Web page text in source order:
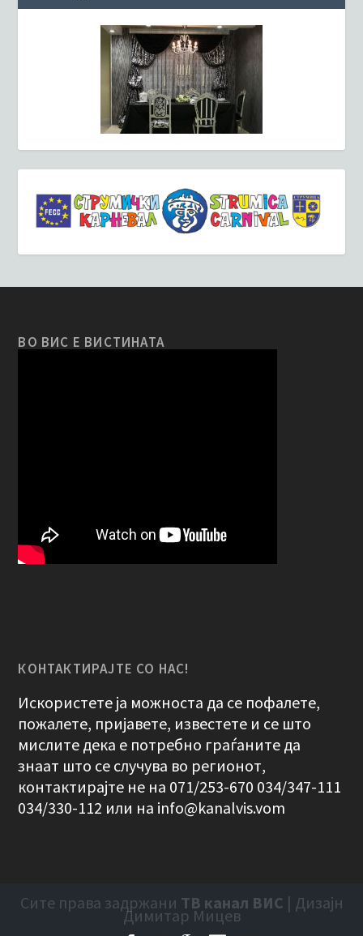
ВО ВИС Е ВИСТИНАТА
КОНТАКТИРАЈТЕ СО НАС!
Искористете ја можноста да се пофалете,
пожалете, пријавете, известете и се што
мислите дека е потребно граѓаните да
знаат што се случува во регионот,
контактирајте не на 071/253-670 034/347-111
034/330-112 или на info@kanalvis.vom
Сите права задржани ТВ канал ВИС | Дизајн
Димитар Мицев